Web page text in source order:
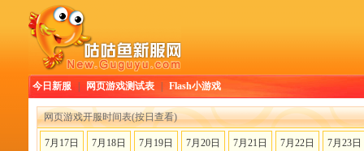
今日新服 网页游戏测试表 Flash小游戏
网页游戏开服时间表(按日查看)
7月17日 7月18日 7月19日 7月20日 7月21日 7月22日 7月23日